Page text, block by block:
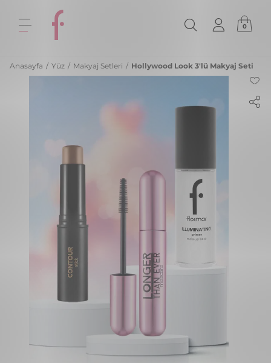
0
Anasayfa / Yüz / Makyaj Setleri / Hollywood Look 3'lü Makyaj Seti